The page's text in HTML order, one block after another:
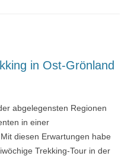
in Ost-Grönland
abgelegensten Regionen
in einer
diesen Erwartungen habe
Trekking-Tour in der